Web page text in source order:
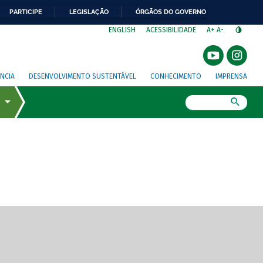
PARTICIPE LEGISLAÇÃO ÓRGÃOS DO GOVERNO
ENGLISH ACESSIBILIDADE A+ A-
DESENVOLVIMENTO SUSTENTÁVEL CONHECIMENTO IMPRENSA
de tela